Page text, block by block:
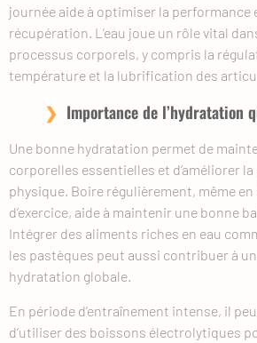
journée aide à optimiser la performance
récupération. L’eau joue un rôle vital
processus corporels, y compris la
température et la lubrification des
Importance de l’hydratation
Une bonne hydratation permet de
corporelles essentielles et d’améliorer
physique. Boire régulièrement, même
d’exercice, aide à maintenir une bonne
Intégrer des aliments riches en eau
les pastèques peut aussi contribuer à
hydratation globale.
En période d’entraînement intense, il
d’utiliser des boissons électrolytiques